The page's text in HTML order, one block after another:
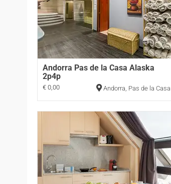
Andorra Pas de la Casa Alaska
2p4p
€ 0,00 Andorra, Pas de la Casa